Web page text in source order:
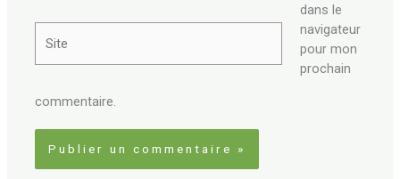
dans le
navigateur
pour mon
prochain
commentaire.